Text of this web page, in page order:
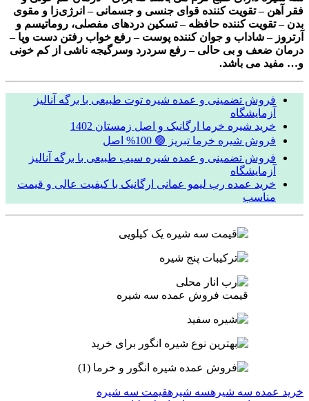
فقر آهن – تقویت کننده قوای جنسی و جسمانی – انرژی‌زا و مقوی
بدن – تقویت کننده حافظه – تسکین دردهای مفصلی، روماتیسم و
آرتروز – شاداب و جوان کننده پوست – رفع خواب رفتن دست وپا –
درمان ضعف و بی حالی – رفع سردرد وسرگیجه ناشی از کم خونی
و… مفید می باشد.
فروش تضمینی و عمده شیره توت طبیعی با برگه آنالیز
آزمایشگاه
خرید شیره خرما ارگانیک و اصل زمستان 1402
فروش شیره خرما تبریز 🟢 100% اصل
فروش تضمینی و عمده شیره سیب طبیعی با برگه آنالیز
آزمایشگاه
خرید عمده رب لیمو عمانی ارگانیک با کیفیت عالی و قیمت
مناسب
قیمت فروش عمده سه شیره
خرید عمده سه شیرهسه شیرهقیمت سه شیره